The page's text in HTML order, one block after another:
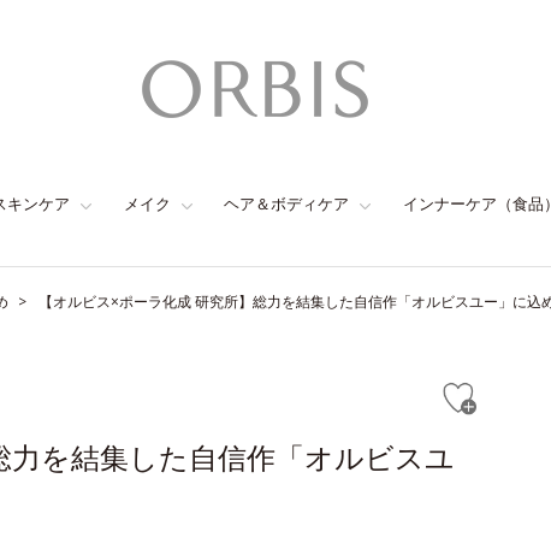
キンケア メイク ヘア＆ボディケア インナーケア（食品）
【オルビス×ポーラ化成 研究所】総力を結集した自信作「オルビスユー」に込
力を結集した自信作「オルビスユ